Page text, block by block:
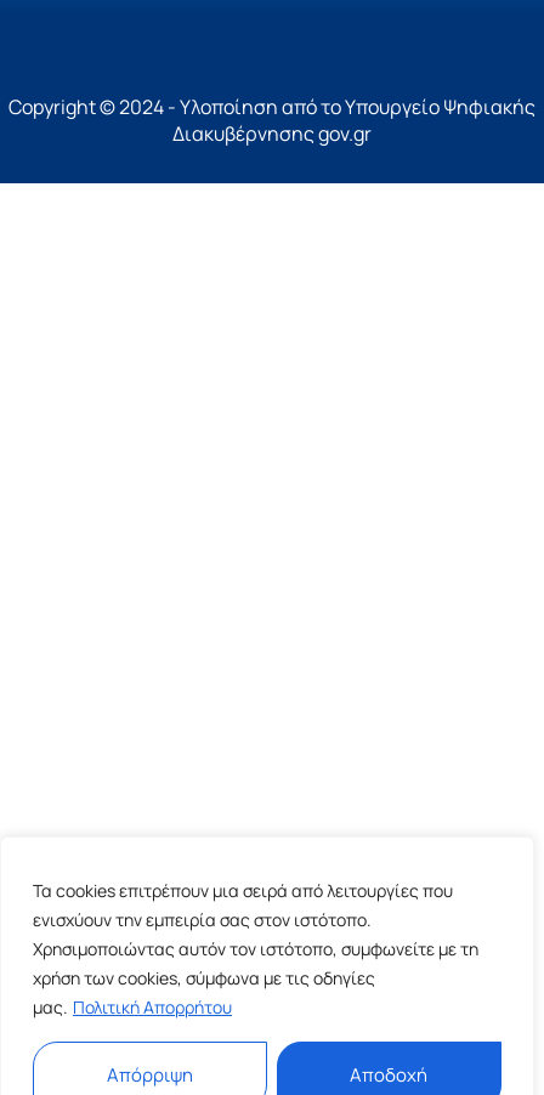
Τα cookies επιτρέπουν μια σειρά από λειτουργίες που
ενισχύουν την εμπειρία σας στον ιστότοπο.
Χρησιμοποιώντας αυτόν τον ιστότοπο, συμφωνείτε με τη
χρήση των cookies, σύμφωνα με τις οδηγίες
μας. Πολιτική Απορρήτου
Απόρριψη Αποδοχή
Copyright © 2024 - Υλοποίηση από το Υπουργείο Ψηφιακής
Διακυβέρνησης gov.gr